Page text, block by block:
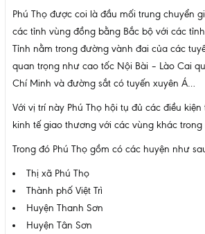
Phú Thọ được coi là đầu mối trung chuyển
các tỉnh vùng đồng bằng Bắc bộ với các
Tỉnh nằm trong đường vành đai của các
quan trọng như cao tốc Nội Bài – Lào Cai
Chí Minh và đường sắt có tuyến xuyên Á…
Với vị trí này Phú Thọ hội tụ đủ các điều
kinh tế giao thương với các vùng khác
Trong đó Phú Thọ gồm có các huyện như
Thị xã Phú Thọ
Thành phố Việt Trì
Huyện Thanh Sơn
Huyện Tân Sơn